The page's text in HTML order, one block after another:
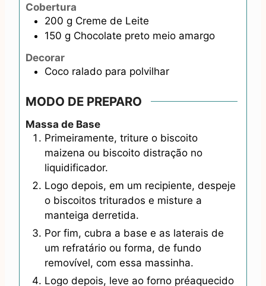
Cobertura
200 g Creme de Leite
150 g Chocolate preto meio amargo
Decorar
Coco ralado para polvilhar
MODO DE PREPARO
Massa de Base
Primeiramente, triture o biscoito
maizena ou biscoito distração no
liquidificador.
Logo depois, em um recipiente, despeje
o biscoitos triturados e misture a
manteiga derretida.
Por fim, cubra a base e as laterais de
um refratário ou forma, de fundo
removível, com essa massinha.
Logo depois, leve ao forno préaquecido